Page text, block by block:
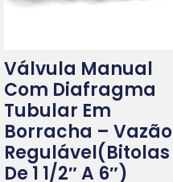
Válvula Manual
Com Diafragma
Tubular Em
Borracha – Vazão
Regulável(bitolas
De 1 1/2″ A 6″)